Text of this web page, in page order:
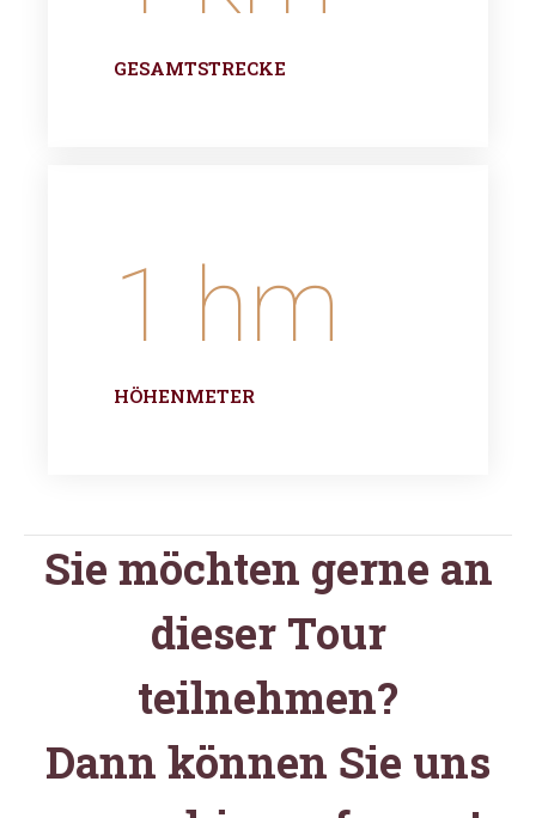
GESAMTSTRECKE
1 hm
HÖHENMETER
Sie möchten gerne an
dieser Tour
teilnehmen?
Dann können Sie uns